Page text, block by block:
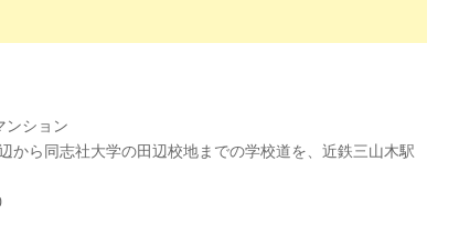
ンション
から同志社大学の田辺校地までの学校道を、近鉄三山木駅